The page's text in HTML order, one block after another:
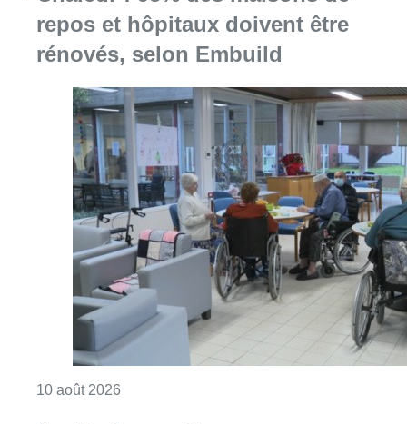
10 août 2026Consulter l'article "Chaleur : 95% des
Au Meyboom, l’hommage aux
Compagnons de Saint-Laurent
disparus et aux enfants des Bas-
Fonds